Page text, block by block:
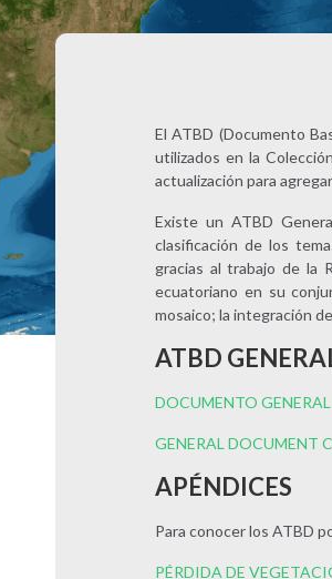
El ATBD (Documento
utilizados en la
actualización para
Existe un ATBD
clasificación de los
gracias al trabajo de la
ecuatoriano en su
mosaico; la integración
ATBD
DOCUMENTO
GENERAL DOCUMENT
APÉNDICES
Para conocer los ATBD
PÉRDIDA DE